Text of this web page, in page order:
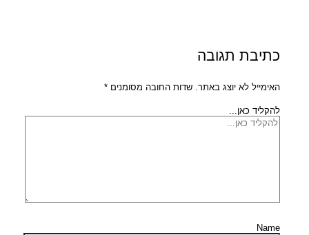
כתיבת תגובה
האימייל לא יוצג באתר. שדות החובה מסומנים*
להקליד כאן...
Name